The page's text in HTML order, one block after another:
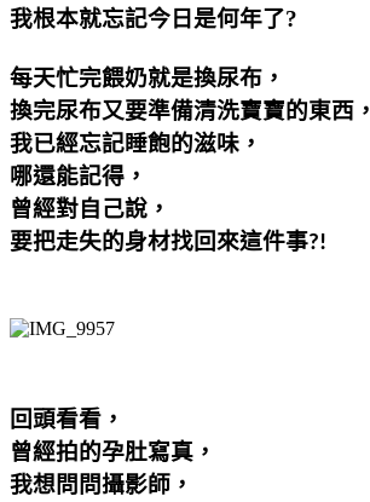
我根本就忘記今日是何年了?
每天忙完餵奶就是換尿布，
換完尿布又要準備清洗寶寶的東西，
我已經忘記睡飽的滋味，
哪還能記得，
曾經對自己說，
要把走失的身材找回來這件事?!
回頭看看，
曾經拍的孕肚寫真，
我想問問攝影師，